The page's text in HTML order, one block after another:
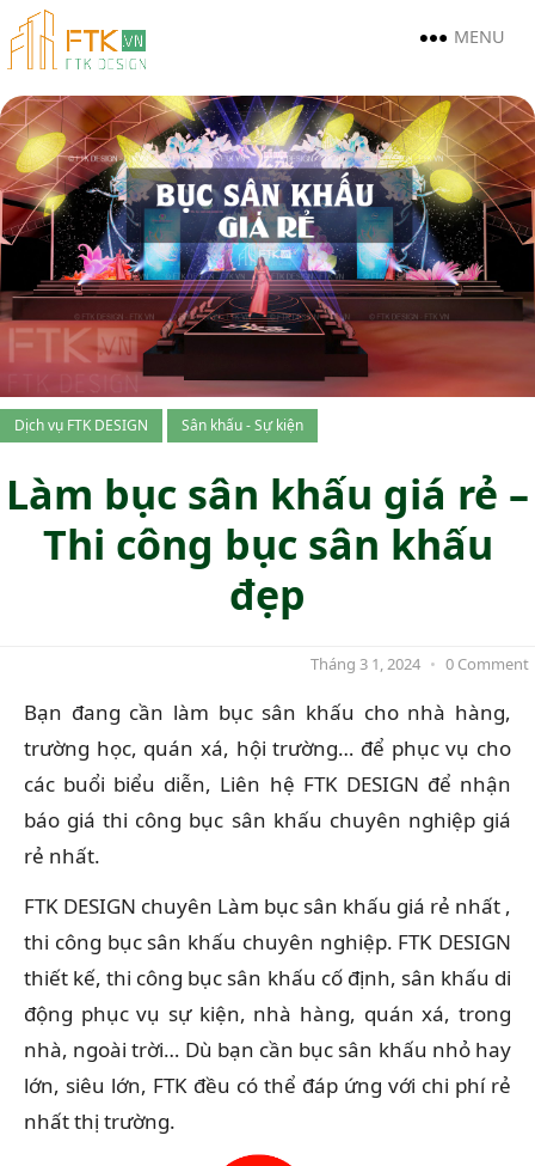
MENU
Dịch vụ FTK DESIGN Sân khấu - Sự kiện
Làm bục sân khấu giá rẻ –
Thi công bục sân khấu
đẹp
Tháng 3 1, 2024 • 0 Comment
Bạn đang cần làm bục sân khấu cho nhà hàng,
trường học, quán xá, hội trường… để phục vụ cho
các buổi biểu diễn, Liên hệ FTK DESIGN để nhận
báo giá thi công bục sân khấu chuyên nghiệp giá
rẻ nhất.
FTK DESIGN chuyên Làm bục sân khấu giá rẻ nhất ,
thi công bục sân khấu chuyên nghiệp. FTK DESIGN
thiết kế, thi công bục sân khấu cố định, sân khấu di
động phục vụ sự kiện, nhà hàng, quán xá, trong
nhà, ngoài trời… Dù bạn cần bục sân khấu nhỏ hay
lớn, siêu lớn, FTK đều có thể đáp ứng với chi phí rẻ
nhất thị trường.